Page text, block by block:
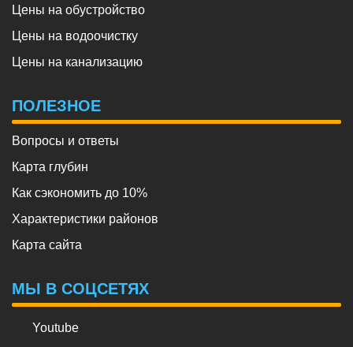
Цены на обустройство
Цены на водоочистку
Цены на канализацию
ПОЛЕЗНОЕ
Вопросы и ответы
Карта глубин
Как сэкономить до 10%
Характеристики районов
Карта сайта
МЫ В СОЦСЕТЯХ
Youtube